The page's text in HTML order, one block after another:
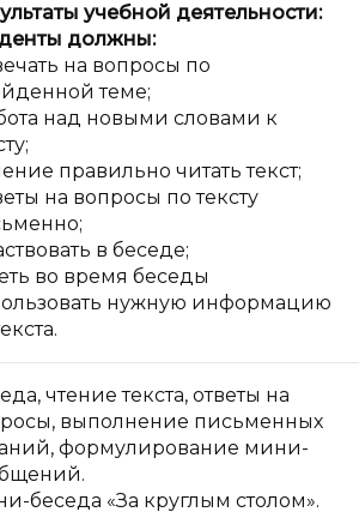
учебной деятельности:
должны:
на вопросы по
теме;
над новыми словами к
правильно читать текст;
на вопросы по тексту
в беседе;
во время беседы
нужную информацию
чтение текста, ответы на
выполнение письменных
формулирование мини-
беседа «За круглым столом».